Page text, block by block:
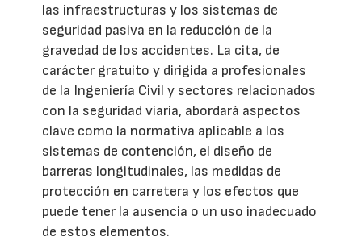
las infraestructuras y los sistemas de
seguridad pasiva en la reducción de la
gravedad de los accidentes. La cita, de
carácter gratuito y dirigida a profesionales
de la Ingeniería Civil y sectores relacionados
con la seguridad viaria, abordará aspectos
clave como la normativa aplicable a los
sistemas de contención, el diseño de
barreras longitudinales, las medidas de
protección en carretera y los efectos que
puede tener la ausencia o un uso inadecuado
de estos elementos.